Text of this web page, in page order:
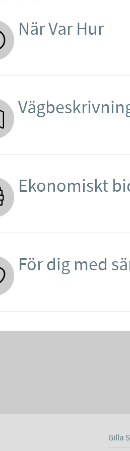
När Var Hur
Ekonomiskt
För dig med
Gilla